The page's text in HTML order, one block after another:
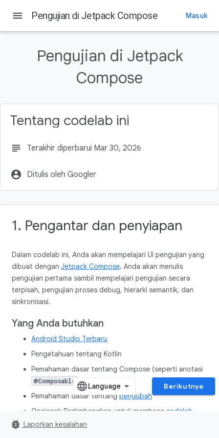
1. Pengantar dan penyiapan
Yang Anda butuhkan
Memeriksa struktur project
menu Pengujian di Jetpack Compose Masuk
Pengujian di Jetpack
Compose
Tentang codelab ini
subject Terakhir diperbarui Mar 30, 2026
account_circle Ditulis oleh Googler
1. Pengantar dan penyiapan
Dalam codelab ini, Anda akan mempelajari UI pengujian yang
dibuat dengan Jetpack Compose. Anda akan menulis
pengujian pertama sambil mempelajari pengujian secara
terpisah, pengujian proses debug, hierarki semantik, dan
sinkronisasi.
Yang Anda butuhkan
Android Studio Terbaru
Pengetahuan tentang Kotlin
Pemahaman dasar tentang Compose (seperti anotasi
@Composable
)
Pemahaman dasar tentang pengubah
Opsional: Pertimbangkan untuk membaca codelab
dasar-dasar Jetpack Compose
Berikutnya
bug_report Laporkan kesalahan